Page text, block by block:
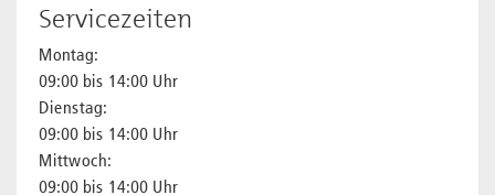
Servicezeiten
Montag:
09:00 bis 14:00 Uhr
Dienstag:
09:00 bis 14:00 Uhr
Mittwoch:
09:00 bis 14:00 Uhr